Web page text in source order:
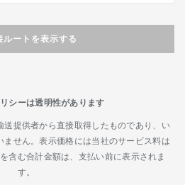
ルートを表示する
シーは透明性があります
送提供者から直接取得したものであり、い
ません。表示価格には当社のサービス料は
含む合計金額は、支払い前に表示されま
す。